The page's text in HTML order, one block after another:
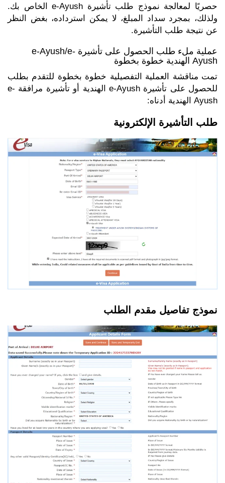
حصريًا لمعالجة نموذج طلب تأشيرة e-Ayush الخاص بك.
ولذلك، بمجرد سداد المبلغ، لا يمكن استرداده، بغض النظر
عن نتيجة طلب التأشيرة.
عملية ملء طلب الحصول على تأشيرة e-Ayush/e-
Ayush الهندية خطوة بخطوة
تمت مناقشة العملية التفصيلية خطوة بخطوة للتقدم بطلب
للحصول على تأشيرة e-Ayush الهندية أو تأشيرة مرافقة e-
Ayush الهندية أدناه:
طلب التأشيرة الإلكترونية
نموذج تفاصيل مقدم الطلب